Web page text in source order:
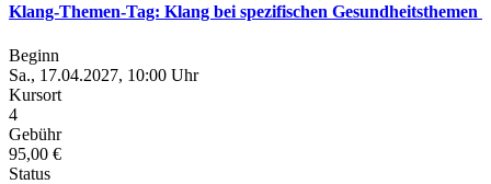
Klang-Themen-Tag: Klang bei spezifischen Gesundheitsthemen
Beginn
Sa., 17.04.2027, 10:00 Uhr
Kursort
4
Gebühr
95,00 €
Status